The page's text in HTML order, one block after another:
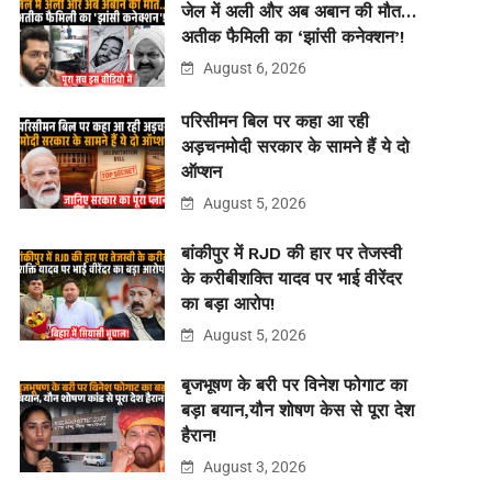
जेल में अली और अब अबान की मौत…
अतीक फैमिली का ‘झांसी कनेक्शन’!
August 6, 2026
परिसीमन बिल पर कहा आ रही
अड़चनमोदी सरकार के सामने हैं ये दो
ऑप्शन
August 5, 2026
बांकीपुर में RJD की हार पर तेजस्वी
के करीबीशक्ति यादव पर भाई वीरेंदर
का बड़ा आरोप!
August 5, 2026
बृजभूषण के बरी पर विनेश फोगाट का
बड़ा बयान,यौन शोषण केस से पूरा देश
हैरान!
August 3, 2026